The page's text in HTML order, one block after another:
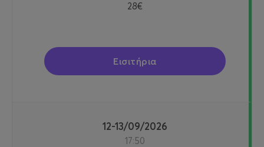
28€
Εισιτήρια
12-13/09/2026
17:50